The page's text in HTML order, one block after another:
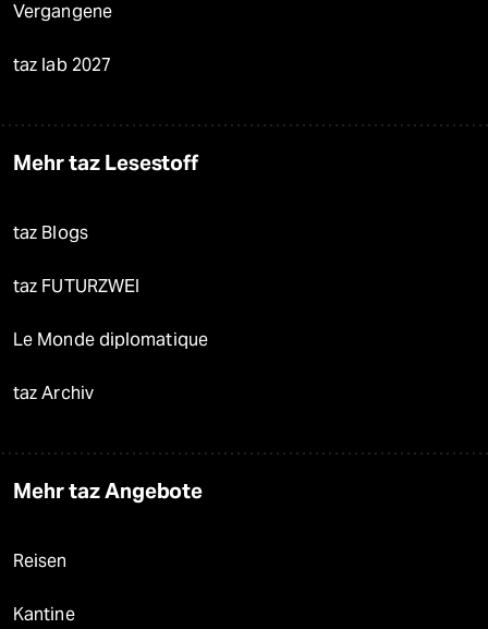
Vergangene
taz lab 2027
Mehr taz Lesestoff
taz Blogs
taz FUTURZWEI
Le Monde diplomatique
taz Archiv
Mehr taz Angebote
Reisen
Kantine